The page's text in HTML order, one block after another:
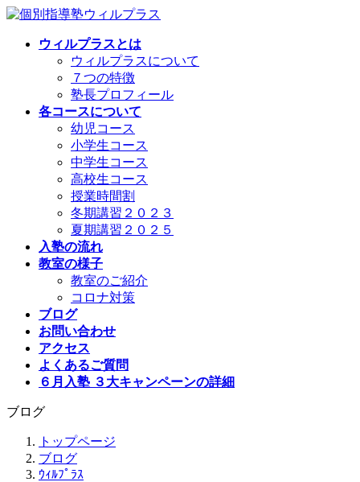
コ
ナ
ウィルプラスとは
ウィルプラスについて
７つの特徴
塾長プロフィール
各コースについて
幼児コース
小学生コース
中学生コース
高校生コース
授業時間割
冬期講習２０２３
夏期講習２０２５
入塾の流れ
教室の様子
教室のご紹介
コロナ対策
ブログ
お問い合わせ
アクセス
よくあるご質問
６月入塾 ３大キャンペーンの詳細
ブログ
トップページ
ブログ
ｳｨﾙﾌﾟﾗｽ